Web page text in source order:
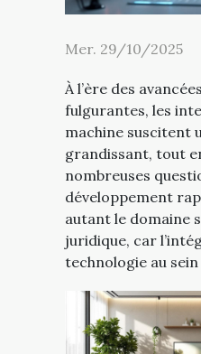
Mer. 29/10/2025
À l’ère des
fulgurantes, les
machine suscitent
grandissant, tout
nombreuses
développement
autant le domaine
juridique, car
technologie au sein